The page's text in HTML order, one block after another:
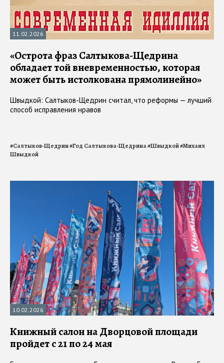
11.02.2026
«Острота фраз Салтыкова-Щедрина
обладает той вневременностью, которая
может быть истолкована прямолинейно»
Швыдкой: Салтыков-Щедрин считал, что реформы — лучший
способ исправления нравов
#Салтыков-Щедрин#Год Салтыкова-Щедрина#Швыдкой#Михаил
Швыдкой
10.02.2026
Книжный салон на Дворцовой площади
пройдет с 21 по 24 мая